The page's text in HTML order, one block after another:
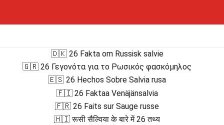
🇩🇰 26 Fakta om Russisk salvie
🇬🇷 26 Γεγονότα για το Ρωσικός φασκόμηλος
🇪🇸 26 Hechos Sobre Salvia rusa
🇫🇮 26 Faktaa Venäjänsalvia
🇫🇷 26 Faits sur Sauge russe
🇭🇮 रूसी सैल्विया के बारे में 26 तथ्य